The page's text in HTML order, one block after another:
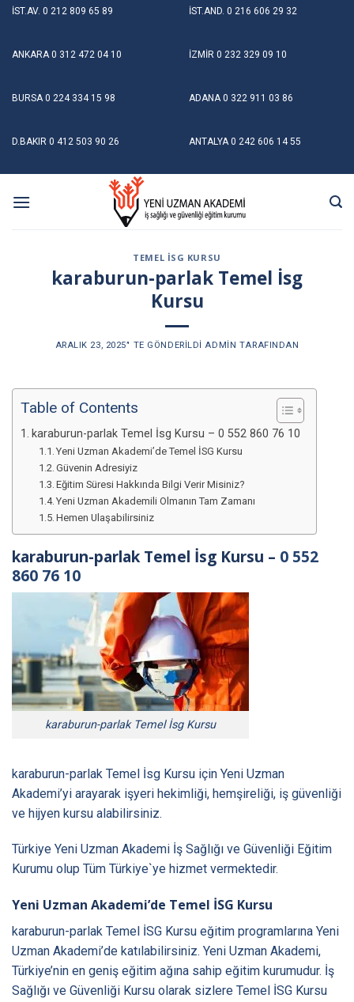
Skip
content
İST.AV. 0 212 809 65 89 İST.AND. 0 216 606 29 32
ANKARA0 312 472 04 10 İZMİR 0 232 329 09 10
BURSA0 224 334 15 98 ADANA0 322 911 03 86
D.BAKIR 0 412 503 90 26 ANTALYA0 242 606 14 55
TEMEL İSG KURSU
karaburun-parlak Temel İsg
Kursu
ARALIK 23, 2025’' TE GÖNDERILDI ADMIN TARAFINDAN
Table of Contents
karaburun-parlak Temel İsg Kursu – 0 552 860 76 10
Yeni Uzman Akademi’de Temel İSG Kursu
Güvenin Adresiyiz
Eğitim Süresi Hakkında Bilgi Verir Misiniz?
Yeni Uzman Akademili Olmanın Tam Zamanı
Hemen Ulaşabilirsiniz
karaburun-parlak Temel İsg Kursu – 0 552
860 76 10
karaburun-parlak Temel İsg Kursu
karaburun-parlak Temel İsg Kursu için Yeni Uzman
Akademi’yi arayarak işyeri hekimliği, hemşireliği, iş güvenliği
ve hijyen kursu alabilirsiniz.
Türkiye Yeni Uzman Akademi İş Sağlığı ve Güvenliği Eğitim
Kurumu olup Tüm Türkiye`ye hizmet vermektedir.
Yeni Uzman Akademi’de Temel İSG Kursu
karaburun-parlak Temel İSG Kursu eğitim programlarına Yeni
Uzman Akademi’de katılabilirsiniz. Yeni Uzman Akademi,
Türkiye’nin en geniş eğitim ağına sahip eğitim kurumudur. İş
Sağlığı ve Güvenliği Kursu olarak sizlere Temel İSG Kursu